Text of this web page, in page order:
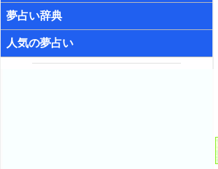
夢占い辞典
人気の夢占い